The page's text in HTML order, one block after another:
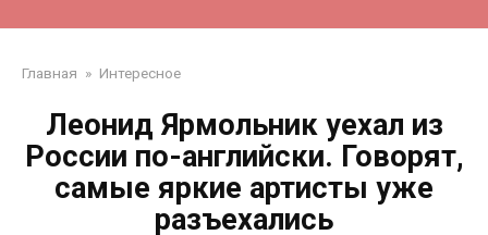
Главная » Интересное
Леонид Ярмольник уехал из
России по-английски. Говорят,
самые яркие артисты уже
разъехались